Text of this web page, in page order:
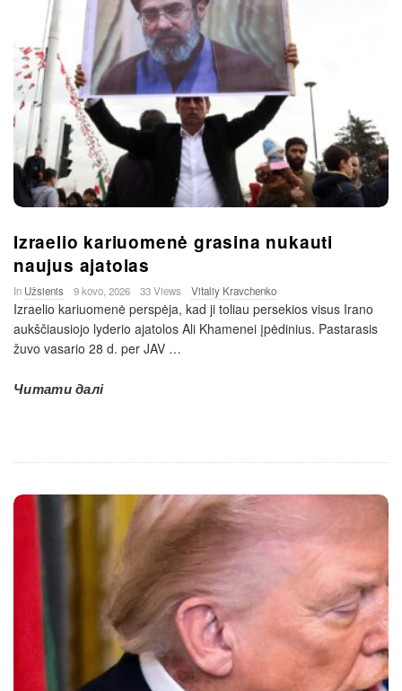
Izraelio kariuomenė grasina nukauti
naujus ajatolas
In Užsienis 9 kovo, 2026 33 Views Vitaliy Kravchenko
Izraelio kariuomenė perspėja, kad ji toliau persekios visus Irano
aukščiausiojo lyderio ajatolos Ali Khamenei įpėdinius. Pastarasis
žuvo vasario 28 d. per JAV …
Читати далі